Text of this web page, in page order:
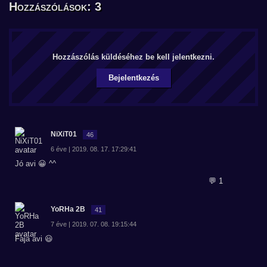
Hozzászólások: 3
Hozzászólás küldéséhez be kell jelentkezni.
Bejelentkezés
NiXiT01 46
6 éve | 2019. 08. 17. 17:29:41
Jó avi 😀 ^^
💬 1
YoRHa 2B 41
7 éve | 2019. 07. 08. 19:15:44
Faja avi 😃